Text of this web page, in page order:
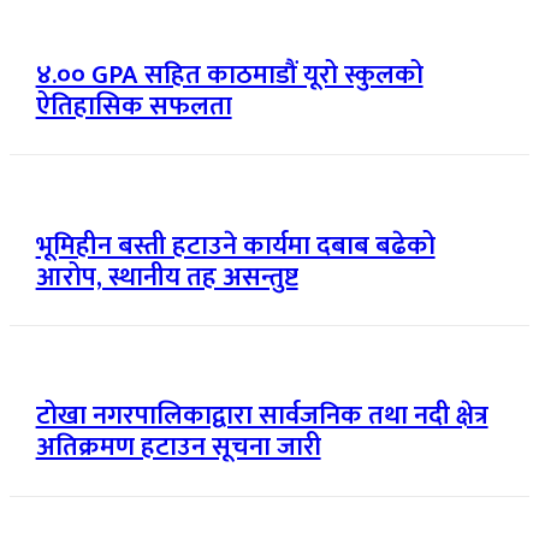
४.०० GPA सहित काठमाडौं यूरो स्कुलको
ऐतिहासिक सफलता
भूमिहीन बस्ती हटाउने कार्यमा दबाब बढेको
आरोप, स्थानीय तह असन्तुष्ट
टोखा नगरपालिकाद्वारा सार्वजनिक तथा नदी क्षेत्र
अतिक्रमण हटाउन सूचना जारी